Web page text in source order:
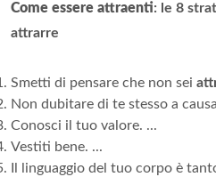
Come essere attraenti: le 8
attrarre
Smetti di pensare che non sei
Non dubitare di te stesso a
Conosci il tuo valore. ...
Vestiti bene. ...
Il linguaggio del tuo corpo è